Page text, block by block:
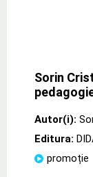
Sorin
Autor(i):
Editura:
promoție